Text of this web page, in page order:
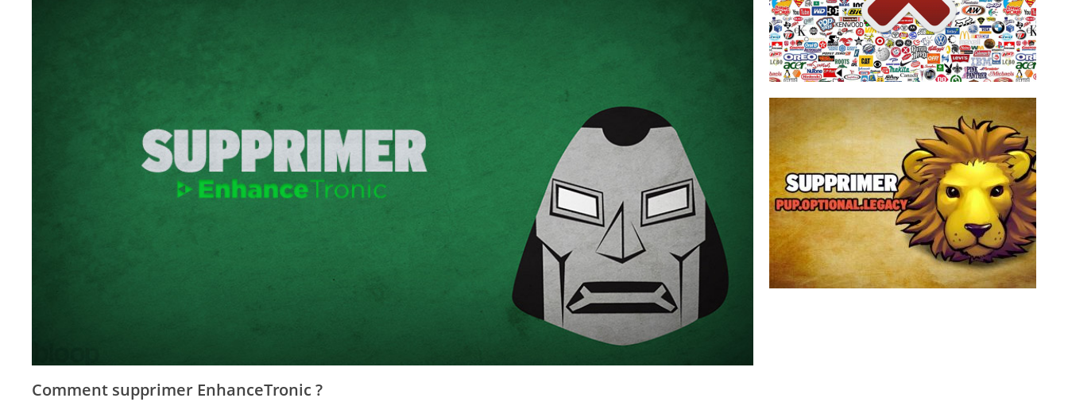
Comment supprimer EnhanceTronic ?
La publicité sur internet agace près de 8
Français sur 10. Pour échapper à la pub, à la
télévision, il suffit de zapper. Sur internet,
beaucoup installent une sorte de zapette
PUP.Optional.Legacy est une détection
générique d’Adwcleaner qui peuvent être
affichée durant le scan de votre ordinateur.
Derrière PUP.Optional.Legacy se cache es
logiciels potentiellement indésirables qui sont
proposés à l’installation de set...
Supprimer PUP.Optional.Legacy